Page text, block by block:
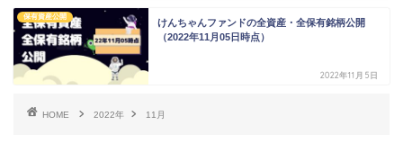
保有資産公開
けんちゃんファンドの全資産・全保有銘柄公開
（2022年11月05日時点）
2022年11月5日
HOME 2022年 11月